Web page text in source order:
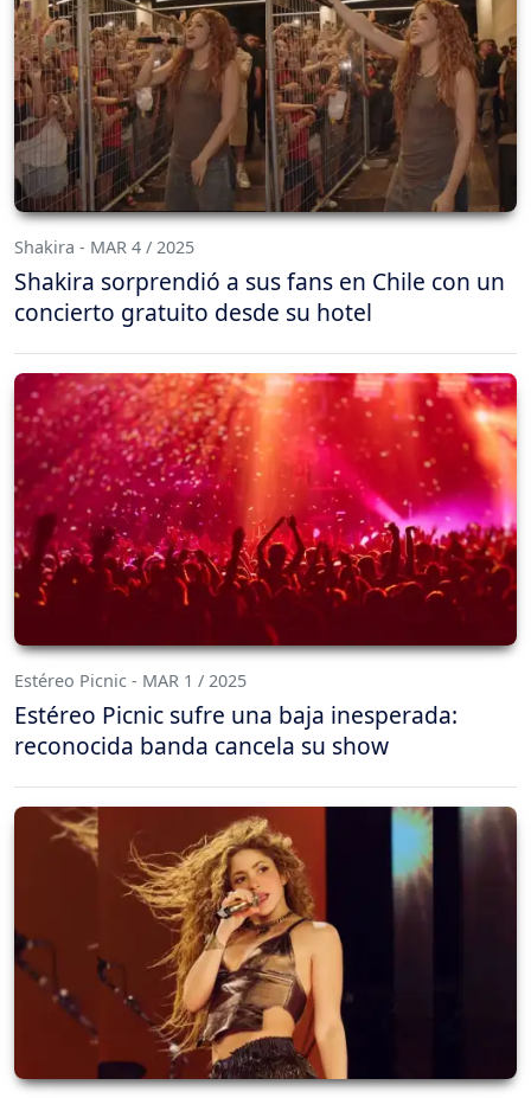
Shakira - MAR 4 / 2025
Shakira sorprendió a sus fans en Chile con un
concierto gratuito desde su hotel
Estéreo Picnic - MAR 1 / 2025
Estéreo Picnic sufre una baja inesperada:
reconocida banda cancela su show